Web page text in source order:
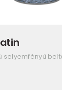
selyemfényű